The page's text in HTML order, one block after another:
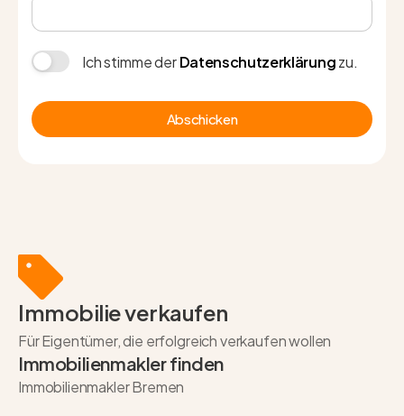
Ich stimme derDatenschutzerklärungzu.
Abschicken
Immobilie verkaufen
Für Eigentümer, die erfolgreich verkaufen wollen
Immobilienmakler finden
Immobilienmakler Bremen